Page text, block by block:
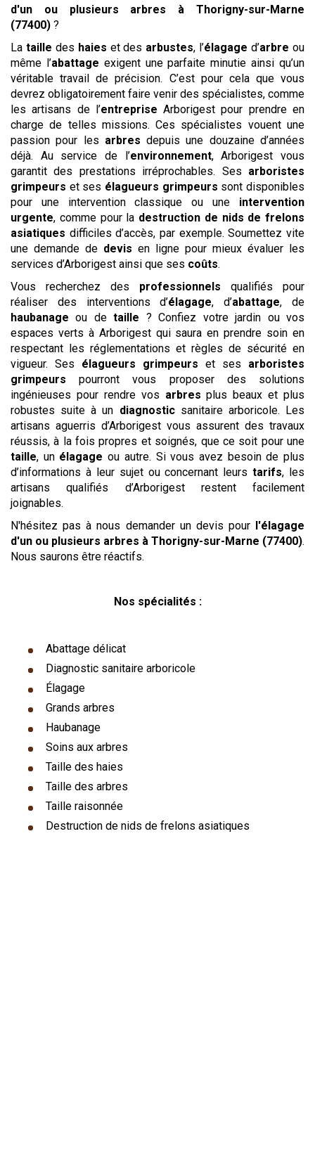
d'un ou plusieurs arbres
à Thorigny-sur-Marne
(77400) ?
La taille des haies et des arbustes, l’élagage d’arbre ou
même l’abattage exigent une parfaite minutie ainsi qu’un
véritable travail de précision. C’est pour cela que vous
devrez obligatoirement faire venir des spécialistes, comme
les artisans de l’entreprise Arborigest pour prendre en
charge de telles missions. Ces spécialistes vouent une
passion pour les arbres depuis une douzaine d’années
déjà. Au service de l’environnement, Arborigest vous
garantit des prestations irréprochables. Ses arboristes
grimpeurs et ses élagueurs grimpeurs sont disponibles
pour une intervention classique ou une intervention
urgente, comme pour la destruction de nids de frelons
asiatiques difficiles d’accès, par exemple. Soumettez vite
une demande de devis en ligne pour mieux évaluer les
services d’Arborigest ainsi que ses coûts.
Vous recherchez des professionnels qualifiés pour
réaliser des interventions d’élagage, d’abattage, de
haubanage ou detaille ? Confiez votre jardin ou vos
espaces verts à Arborigest qui saura en prendre soin en
respectant les réglementations et règles de sécurité en
vigueur. Ses élagueurs grimpeurs et ses arboristes
grimpeurs pourront vous proposer des solutions
ingénieuses pour rendre vos arbres plus beaux et plus
robustes suite à un diagnosticsanitaire arboricole. Les
artisans aguerris d’Arborigest vous assurent des travaux
réussis, à la fois propres et soignés, que ce soit pour une
taille, un élagage ou autre. Si vous avez besoin de plus
d’informations à leur sujet ou concernant leurstarifs, les
artisans qualifiés d’Arborigest restent facilement
joignables.
N'hésitez pas à nous demander un devis pour
l'élagage
d'un ou plusieurs arbres à Thorigny-sur-Marne (77400).
Nous saurons être réactifs.
Nos spécialités :
Abattage délicat
Diagnostic sanitaire arboricole
Élagage
Grands arbres
Haubanage
Soins aux arbres
Taille des haies
Taille des arbres
Taille raisonnée
Destruction de nids de frelons asiatiques